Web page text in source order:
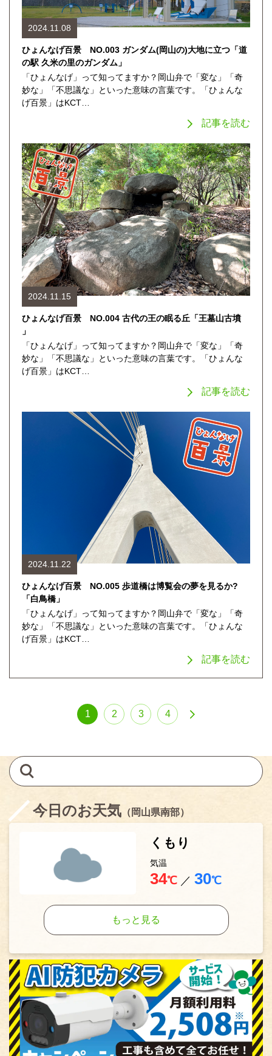
2024.11.08
ひょんなげ百景 NO.003 ガンダム(岡山の)大地に立つ「道
の駅 久米の里のガンダム」
「ひょんなげ」って知ってますか？岡山弁で「変な」「奇
妙な」「不思議な」といった意味の言葉です。「ひょんな
げ百景」はKCT…
記事を読む
2024.11.15
ひょんなげ百景 NO.004 古代の王の眠る丘「王墓山古墳
」
「ひょんなげ」って知ってますか？岡山弁で「変な」「奇
妙な」「不思議な」といった意味の言葉です。「ひょんな
げ百景」はKCT…
記事を読む
2024.11.22
ひょんなげ百景 NO.005 歩道橋は博覧会の夢を見るか?
「白鳥橋」
「ひょんなげ」って知ってますか？岡山弁で「変な」「奇
妙な」「不思議な」といった意味の言葉です。「ひょんな
げ百景」はKCT…
記事を読む
1 2 3 4
今日のお天気 （岡山県南部）
くもり
気温
34℃ ／ 30℃
もっと見る